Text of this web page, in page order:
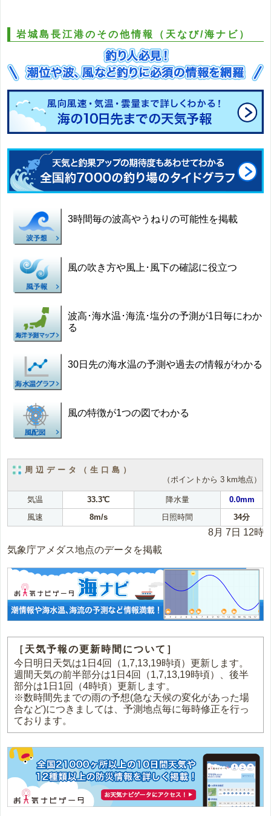
岩城島長江港のその他情報（天なび/海ナビ）
3時間毎の波高やうねりの可能性を掲載
風の吹き方や風上･風下の確認に役立つ
波高･海水温･海流･塩分の予測が1日毎にわか
る
30日先の海水温の予測や過去の情報がわかる
風の特徴が1つの図でわかる
周辺データ（生口島）
（ポイントから 3 km地点）
気温 33.3℃ 降水量
0.0mm
風速
8m/s 日照時間 34分
8月 7日 12時
気象庁アメダス地点のデータを掲載
［天気予報の更新時間について］
今日明日天気は1日4回（1,7,13,19時頃）更新します。
週間天気の前半部分は1日4回（1,7,13,19時頃）、後半
部分は1日1回（4時頃）更新します。
※数時間先までの雨の予想(急な天候の変化があった場
合など)につきましては、予測地点毎に毎時修正を行っ
ております。